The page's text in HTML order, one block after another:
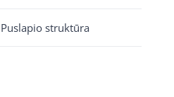
Puslapio struktūra